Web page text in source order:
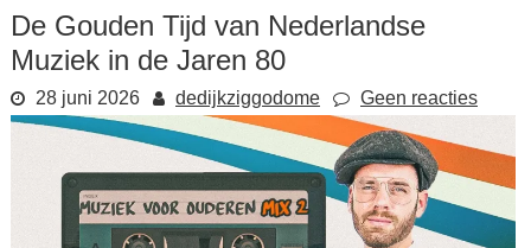
De Gouden Tijd van Nederlandse
Muziek in de Jaren 80
28 juni 2026 dedijkziggodome Geen reacties